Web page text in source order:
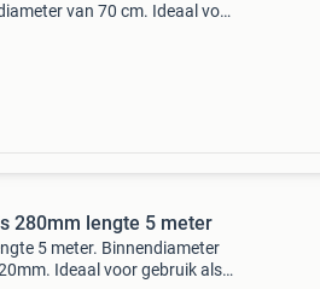
van 70 cm. Ideaal voor
280mm lengte 5 meter
5 meter. Binnendiameter
Ideaal voor gebruik als